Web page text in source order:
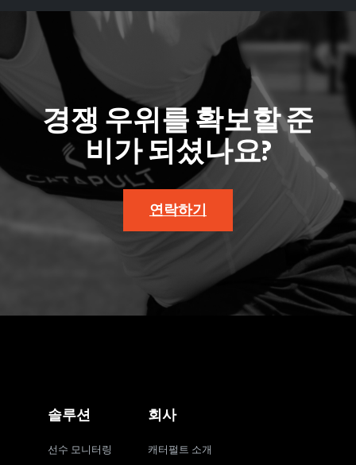
경쟁 우위를 확보할 준
비가 되셨나요?
연락하기
솔루션
선수 모니터링
회사
캐터펄트 소개